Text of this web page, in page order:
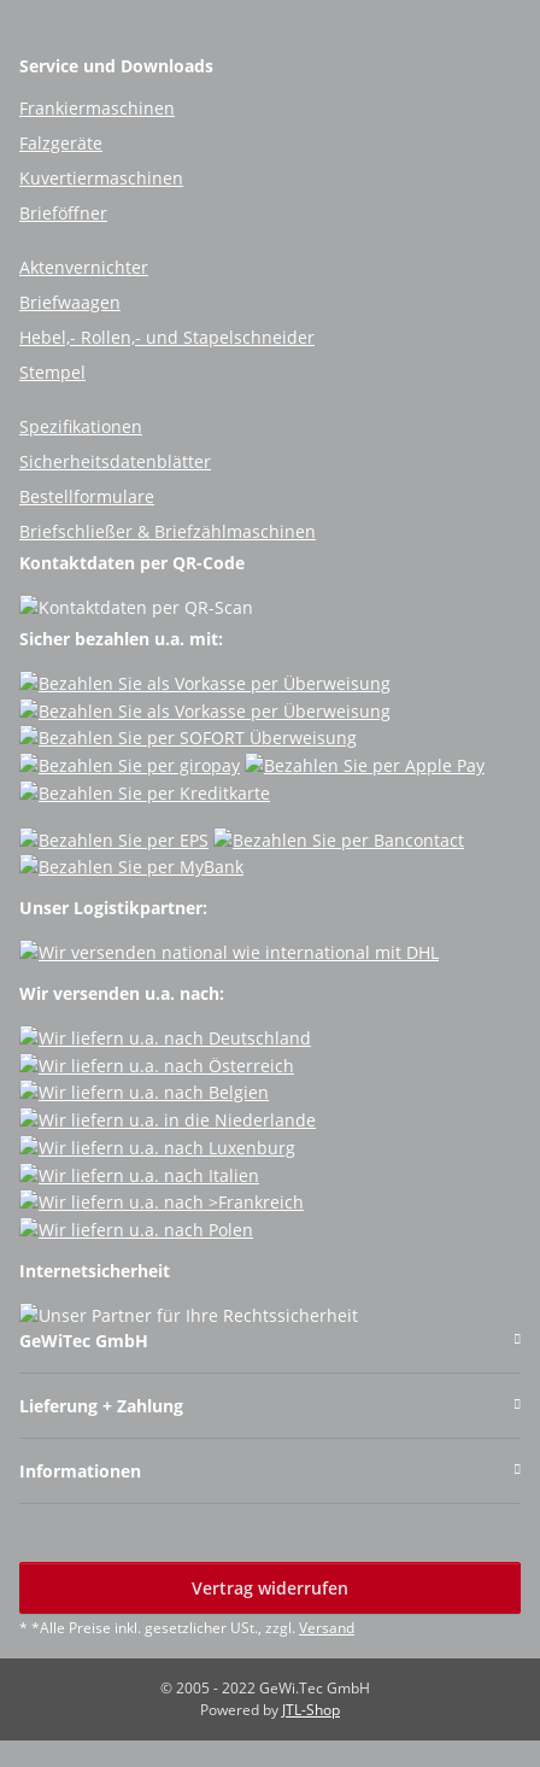
Service und Downloads
Frankiermaschinen
Falzgeräte
Kuvertiermaschinen
Brieföffner
Aktenvernichter
Briefwaagen
Hebel,- Rollen,- und Stapelschneider
Stempel
Spezifikationen
Sicherheitsdatenblätter
Bestellformulare
Briefschließer & Briefzählmaschinen
Kontaktdaten per QR-Code
Sicher bezahlen u.a. mit:
Unser Logistikpartner:
Wir versenden u.a. nach:
Internetsicherheit
GeWiTec GmbH
Lieferung + Zahlung
Informationen
Vertrag widerrufen
* *Alle Preise inkl. gesetzlicher USt., zzgl. Versand
© 2005 - 2022 GeWi.Tec GmbH
Powered by JTL-Shop